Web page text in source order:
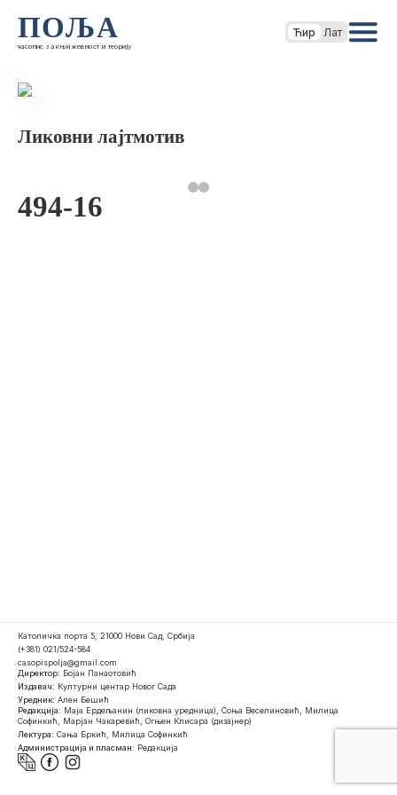
ПОЉА
часопис за књижевност и теорију
Ћир Лат
Ликовни лајтмотив
494-16
Католичка порта 5, 21000 Нови Сад, Србија
(+381) 021/524-584
casopispolja@gmail.com
Директор: Бојан Панаотовић
Издавач: Културни центар Новог Сада
Уредник: Ален Бешић
Редакција: Маја Ердељанин (ликовна уредница), Соња Веселиновић, Милица
Софинкић, Марјан Чакаревић, Огњен Клисара (дизајнер)
Лектура: Сања Бркић, Милица Софинкић
Администрација и пласман: Редакција